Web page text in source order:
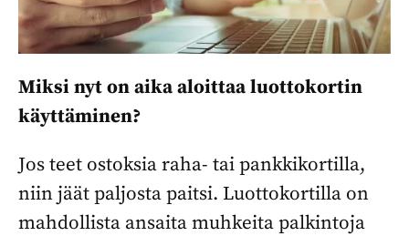
Miksi nyt on aika aloittaa luottokortin
käyttäminen?
Jos teet ostoksia raha- tai pankkikortilla,
niin jäät paljosta paitsi. Luottokortilla on
mahdollista ansaita muhkeita palkintoja